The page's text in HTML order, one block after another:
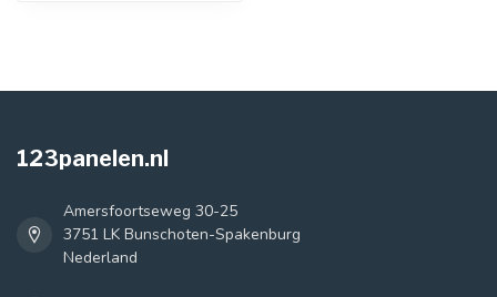
123panelen.nl
Amersfoortseweg 30-25
3751 LK Bunschoten-Spakenburg
Nederland